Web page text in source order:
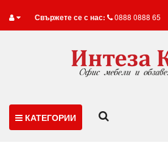
Свържете се с нас: 0888 0888 65
КАТЕГОРИИ